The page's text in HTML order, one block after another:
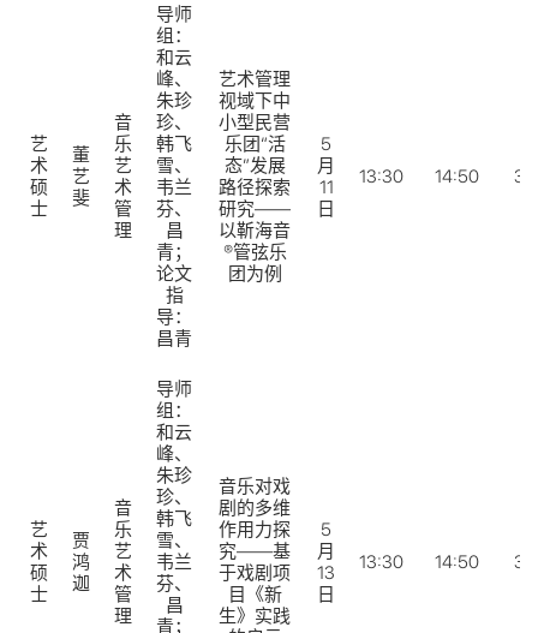
艺
术
硕
士
董
艺
斐
音
乐
艺
术
管
理
导师
组：
和云
峰、
朱珍
珍、
韩飞
雪、
韦兰
芬、
昌
青；
论文
指
导：
昌青
艺术管理
视域下中
小型民营
乐团“活
态”发展
路径探索
研究——
以靳海音
®管弦乐
团为例
5
月
11
日
13:30 14:50
艺
术
硕
士
贾
鸿
迦
音
乐
艺
术
管
理
导师
组：
和云
峰、
朱珍
珍、
韩飞
雪、
韦兰
芬、
昌
青；
音乐对戏
剧的多维
作用力探
究——基
于戏剧项
目《新
生》实践
5
月
13
日
13:30 14:50